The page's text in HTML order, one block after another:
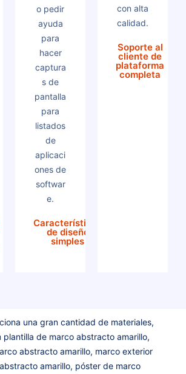
o pedir
ayuda
para
hacer
captura
s de
pantalla
para
listados
de
aplicaci
ones de
softwar
e.
Características
de diseño
simples
con alta
calidad.
Soporte al
cliente de
plataforma
completa
una gran cantidad de materiales,
plantilla de marco abstracto amarillo,
abstracto amarillo, marco exterior
amarillo, póster de marco